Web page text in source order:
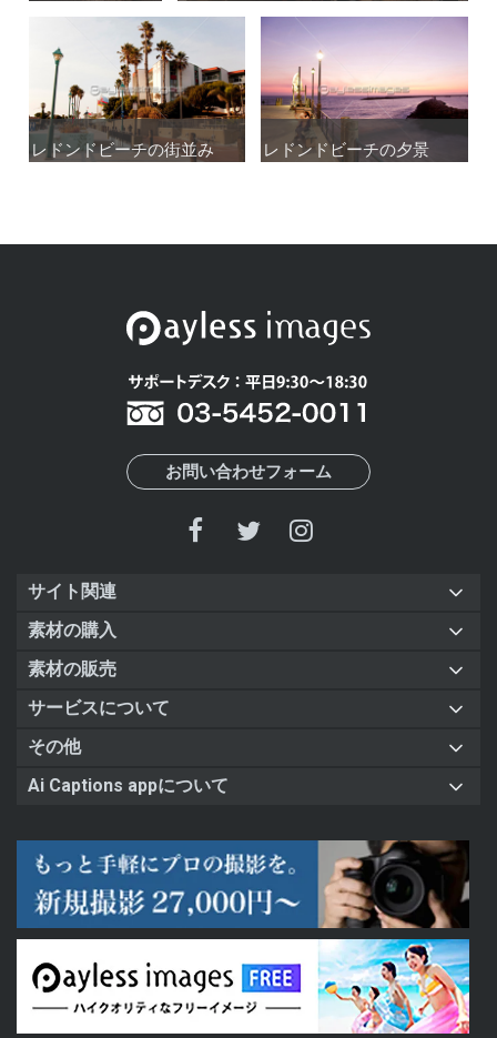
レドンドビーチの街並み
レドンドビーチの街並み レドンドビーチの夕景
レドンドビーチの夕景
お問い合わせフォーム
サイト関連
素材の購入
素材の販売
サービスについて
その他
Ai Captions appについて